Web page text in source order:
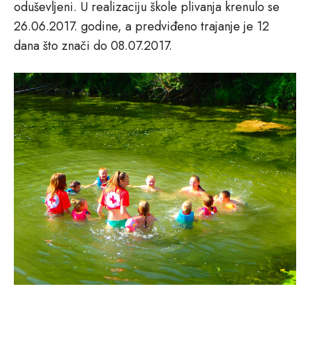
oduševljeni. U realizaciju škole plivanja krenulo se
26.06.2017. godine, a predviđeno trajanje je 12
dana što znači do 08.07.2017.